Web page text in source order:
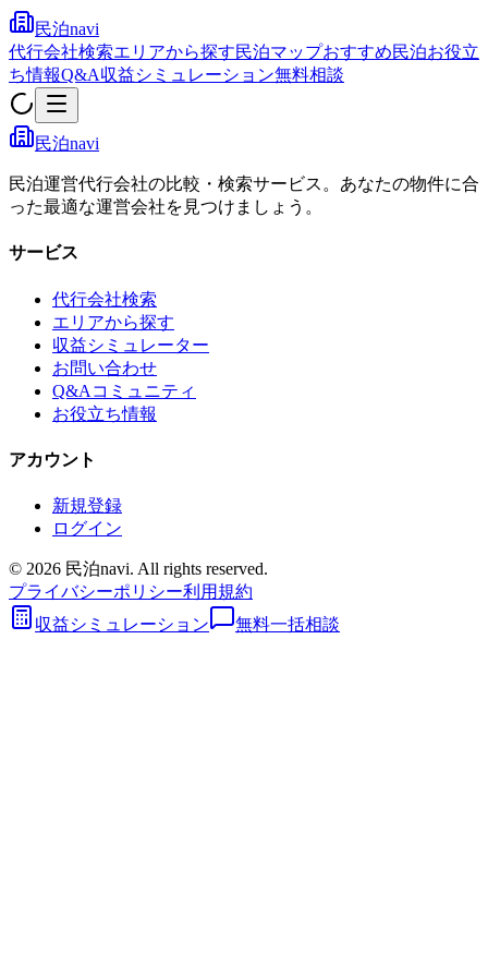
民泊navi
代行会社検索エリアから探す民泊マップおすすめ民泊お役立
ち情報Q&A収益シミュレーション無料相談
民泊navi
民泊運営代行会社の比較・検索サービス。あなたの物件に合
った最適な運営会社を見つけましょう。
サービス
代行会社検索
エリアから探す
収益シミュレーター
お問い合わせ
Q&Aコミュニティ
お役立ち情報
アカウント
新規登録
ログイン
© 2026 民泊navi. All rights reserved.
プライバシーポリシー利用規約
収益シミュレーション
無料一括相談